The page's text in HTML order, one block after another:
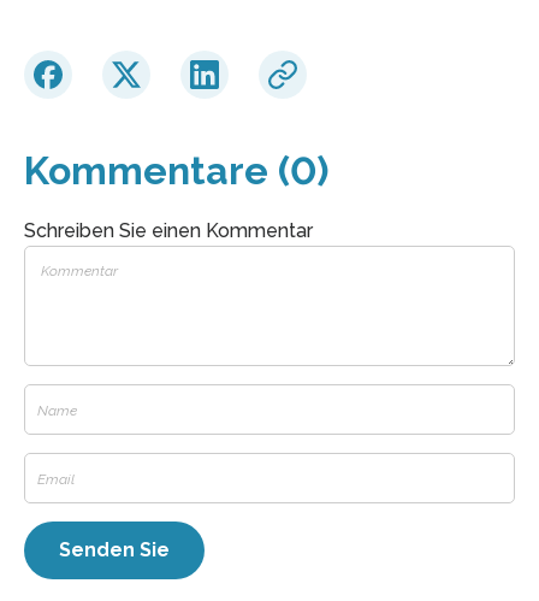
Kommentare (0)
Schreiben Sie einen Kommentar